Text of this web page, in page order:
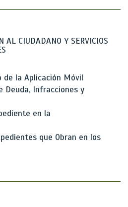
AL CIUDADANO Y SERVICIOS
de la Aplicación Móvil
Deuda, Infracciones y
en la
que Obran en los